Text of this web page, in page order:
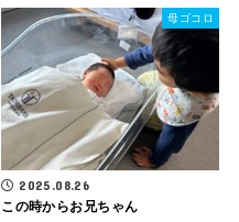
母ゴコロ
2025.08.26
この時からお兄ちゃん